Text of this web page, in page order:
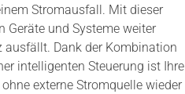
Stromausfall. Mit dieser
Geräte und Systeme weiter
ausfällt. Dank der Kombination
intelligenten Steuerung ist Ihre
externe Stromquelle wieder